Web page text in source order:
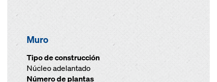
Muro
Tipo de construcción
Núcleo adelantado
Número de plantas